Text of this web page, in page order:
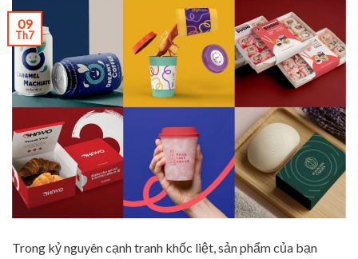
09
Th7
Trong kỷ nguyên cạnh tranh khốc liệt, sản phẩm của bạn